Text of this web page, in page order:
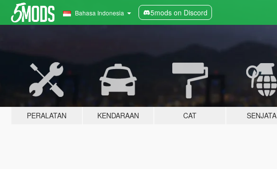
Bahasa Indonesia 5mods on Discord
PERALATAN KENDARAAN CAT SENJATA